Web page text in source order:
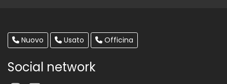
Nuovo Usato Officina
Social network